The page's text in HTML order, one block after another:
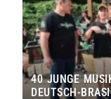
40 JUNGE
DEUTSCH-